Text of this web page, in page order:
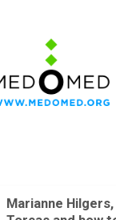
Marianne Hilgers,